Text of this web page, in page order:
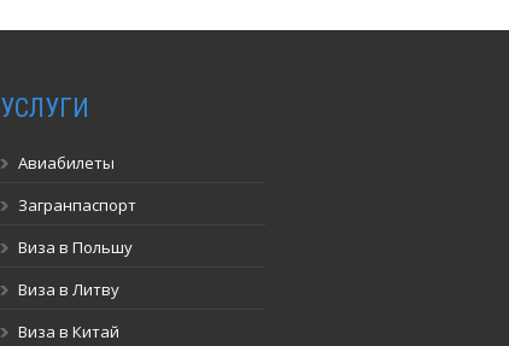
УСЛУГИ
Авиабилеты
Загранпаспорт
Виза в Польшу
Виза в Литву
Виза в Китай